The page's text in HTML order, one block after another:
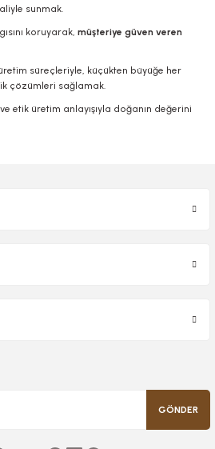
sunmak.
koruyarak, müşteriye güven veren
süreçleriyle, küçükten büyüğe her
çözümleri sağlamak.
etik üretim anlayışıyla doğanın değerini
GÖNDER